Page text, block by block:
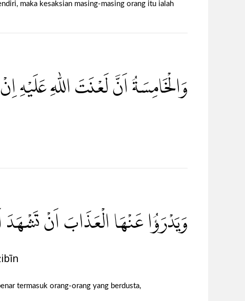
maka kesaksian masing-masing orang itu ialah
وَالْخَامِسَةُ اَنَّ لَعْنَتَ اللّٰهِ عَلَيْهِ
وَيَدْرَؤُا عَنْهَا الْعَذَابَ اَنْ تَشْهَدَ
termasuk orang-orang yang berdusta,